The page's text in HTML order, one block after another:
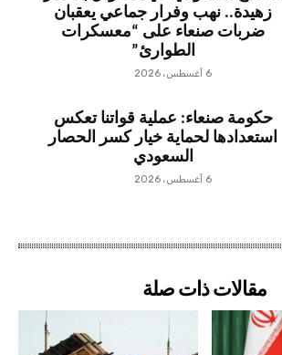
زهيدة.. نهب وفرار جماعي يعقبان
ضربات صنعاء على “معسكرات
الطوارئ”
6 أغسطس، 2026
حكومة صنعاء: عملية قواتنا تعكس
استعدادها لحماية خيار كسر الحصار
السعودي
6 أغسطس، 2026
مقالات ذات صلة